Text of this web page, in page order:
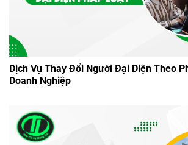
Dịch Vụ Thay Đổi Người Đại Diện Theo
Doanh Nghiệp